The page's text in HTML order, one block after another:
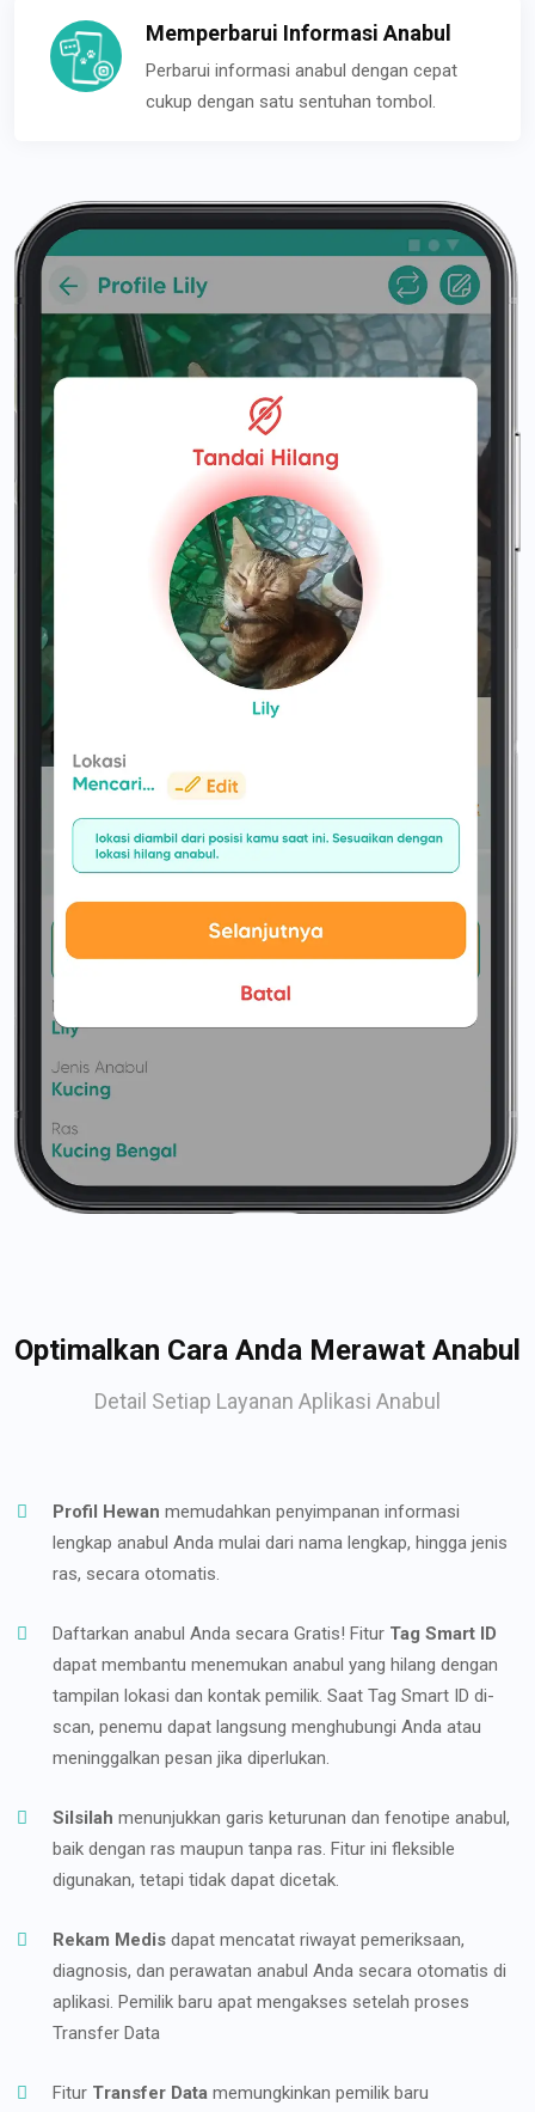
Memperbarui Informasi Anabul
Perbarui informasi anabul dengan cepat
cukup dengan satu sentuhan tombol.
Optimalkan Cara Anda Merawat Anabul
Detail Setiap Layanan Aplikasi Anabul
Profil Hewan memudahkan penyimpanan informasi
lengkap anabul Anda mulai dari nama lengkap, hingga jenis
ras, secara otomatis.
Daftarkan anabul Anda secara Gratis! Fitur Tag Smart ID
dapat membantu menemukan anabul yang hilang dengan
tampilan lokasi dan kontak pemilik. Saat Tag Smart ID di-
scan, penemu dapat langsung menghubungi Anda atau
meninggalkan pesan jika diperlukan.
Silsilah menunjukkan garis keturunan dan fenotipe anabul,
baik dengan ras maupun tanpa ras. Fitur ini fleksible
digunakan, tetapi tidak dapat dicetak.
Rekam Medis dapat mencatat riwayat pemeriksaan,
diagnosis, dan perawatan anabul Anda secara otomatis di
aplikasi. Pemilik baru apat mengakses setelah proses
Transfer Data
Fitur Transfer Data memungkinkan pemilik baru